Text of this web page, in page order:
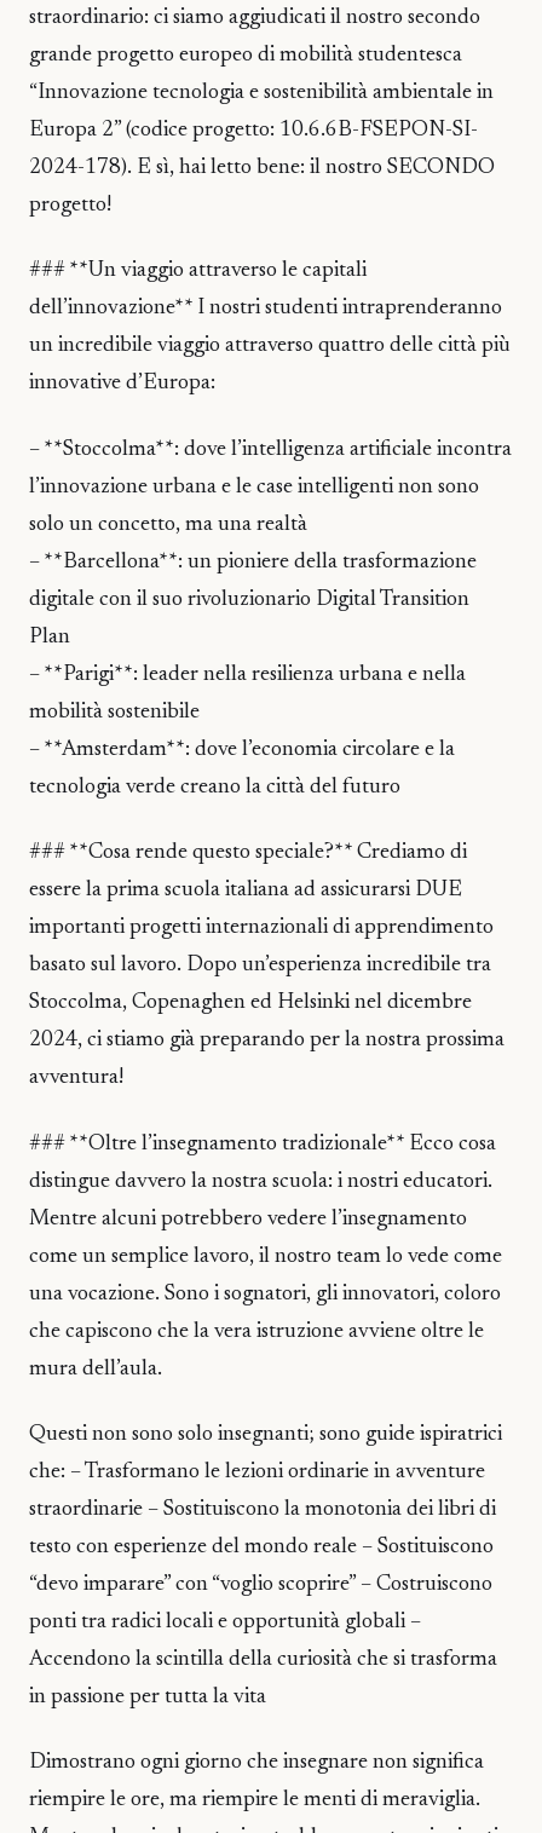
straordinario: ci siamo aggiudicati il nostro secondo
grande progetto europeo di mobilità studentesca
“Innovazione tecnologia e sostenibilità ambientale in
Europa 2” (codice progetto: 10.6.6B-FSEPON-SI-
2024-178). E sì, hai letto bene: il nostro SECONDO
progetto!
### **Un viaggio attraverso le capitali
dell’innovazione** I nostri studenti intraprenderanno
un incredibile viaggio attraverso quattro delle città più
innovative d’Europa:
– **Stoccolma**: dove l’intelligenza artificiale incontra
l’innovazione urbana e le case intelligenti non sono
solo un concetto, ma una realtà
– **Barcellona**: un pioniere della trasformazione
digitale con il suo rivoluzionario Digital Transition
Plan
– **Parigi**: leader nella resilienza urbana e nella
mobilità sostenibile
– **Amsterdam**: dove l’economia circolare e la
tecnologia verde creano la città del futuro
### **Cosa rende questo speciale?** Crediamo di
essere la prima scuola italiana ad assicurarsi DUE
importanti progetti internazionali di apprendimento
basato sul lavoro. Dopo un’esperienza incredibile tra
Stoccolma, Copenaghen ed Helsinki nel dicembre
2024, ci stiamo già preparando per la nostra prossima
avventura!
### **Oltre l’insegnamento tradizionale** Ecco cosa
distingue davvero la nostra scuola: i nostri educatori.
Mentre alcuni potrebbero vedere l’insegnamento
come un semplice lavoro, il nostro team lo vede come
una vocazione. Sono i sognatori, gli innovatori, coloro
che capiscono che la vera istruzione avviene oltre le
mura dell’aula.
Questi non sono solo insegnanti; sono guide ispiratrici
che: – Trasformano le lezioni ordinarie in avventure
straordinarie – Sostituiscono la monotonia dei libri di
testo con esperienze del mondo reale – Sostituiscono
“devo imparare” con “voglio scoprire” – Costruiscono
ponti tra radici locali e opportunità globali –
Accendono la scintilla della curiosità che si trasforma
in passione per tutta la vita
Dimostrano ogni giorno che insegnare non significa
riempire le ore, ma riempire le menti di meraviglia.